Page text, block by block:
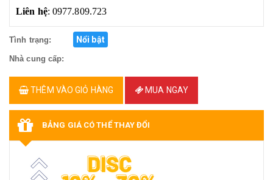
Liên hệ: 0977.809.723
Tình trạng: Nổi bật
Nhà cung cấp:
THÊM VÀO GIỎ HÀNG MUA NGAY
BẢNG GIÁ CÓ THỂ THAY ĐỔI